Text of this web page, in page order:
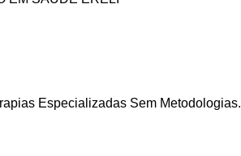
Especializadas Sem Metodologias.